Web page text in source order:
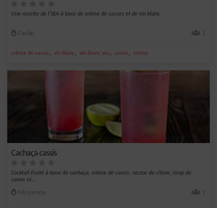
Une recette de l'IBA à base de crème de casses et de vin blanc
Facile 1
crème de cassis, vin blanc, vin blanc sec, cassis, creme
Cachaça cassis
Cocktail fruité à base de cachaça, crème de cassis, nectar de citron, sirop de
canne et...
Moyenne 1